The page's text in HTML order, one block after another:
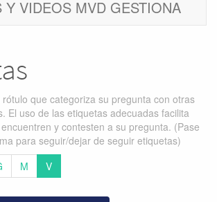
Y VIDEOS MVD GESTIONA
que categoriza su pregunta con otras
El uso de las etiquetas adecuadas facilita
y contesten a su pregunta. (Pase
para seguir/dejar de seguir etiquetas)
M
V